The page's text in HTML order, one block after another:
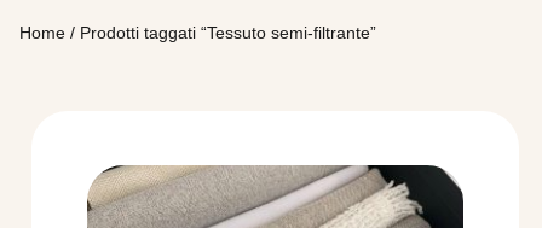
Home / Prodotti taggati “Tessuto semi-filtrante”